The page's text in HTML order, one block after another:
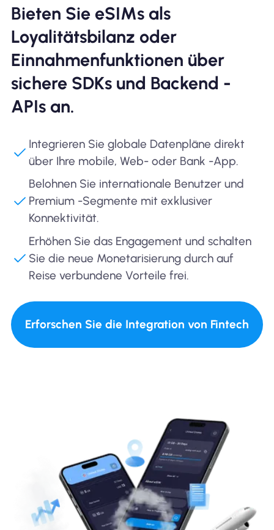
Bieten Sie eSIMs als
Loyalitätsbilanz oder
Einnahmenfunktionen über
sichere SDKs und Backend -
APIs an.
Integrieren Sie globale Datenpläne direkt
über Ihre mobile, Web- oder Bank -App.
Belohnen Sie internationale Benutzer und
Premium -Segmente mit exklusiver
Konnektivität.
Erhöhen Sie das Engagement und schalten
Sie die neue Monetarisierung durch auf
Reise verbundene Vorteile frei.
Erforschen Sie die Integration von Fintech